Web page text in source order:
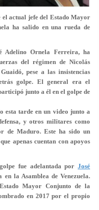
actual jefe del Estado Mayor
ha salido en una rueda de
Adelino Ornela Ferreira, ha
del régimen de Nicolás
pese a las insistencias
golpe. El general era el
junto a él en el golpe de
esta tarde en un video junto a
y otros militares como
de Maduro. Este ha sido un
apenas cuentan con apoyos
fue adelantada por José
en la Asamblea de Venezuela.
Mayor Conjunto de la
en 2017 por el propio